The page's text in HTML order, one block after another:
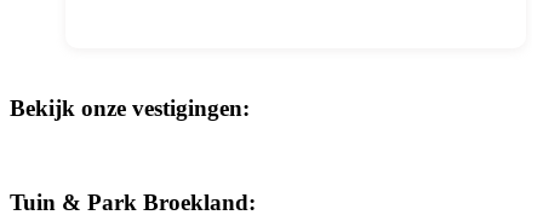
Bekijk onze vestigingen:
Tuin & Park Broekland: